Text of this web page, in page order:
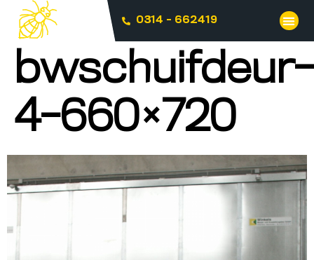
0314 - 662419
bwschuifdeur-
4-660×720